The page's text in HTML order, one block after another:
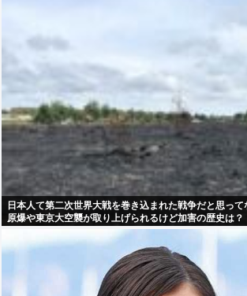
日本人て第二次世界大戦を巻き込まれた戦争だと思って
原爆や東京大空襲が取り上げられるけど加害の歴史は？